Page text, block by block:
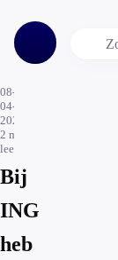
08-
04-
2026
2 min.
leestijd
Bij
ING
heb